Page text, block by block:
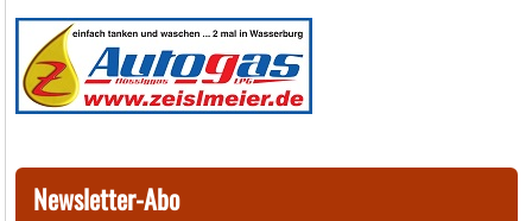
Newsletter-Abo